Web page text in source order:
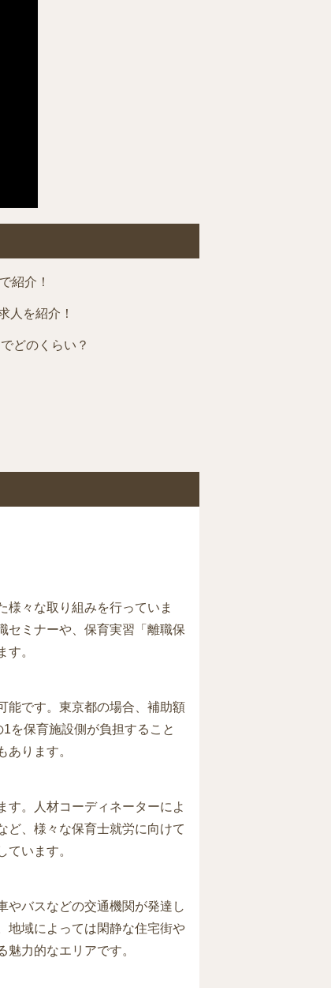
紹介！
人を紹介！
どのくらい？
様々な取り組みを行っていま
セミナーや、保育実習「離職保
。
能です。東京都の場合、補助額
を保育施設側が負担すること
ります。
す。人材コーディネーターによ
ど、様々な保育士就労に向けて
います。
やバスなどの交通機関が発達し
地域によっては閑静な住宅街や
力的なエリアです。